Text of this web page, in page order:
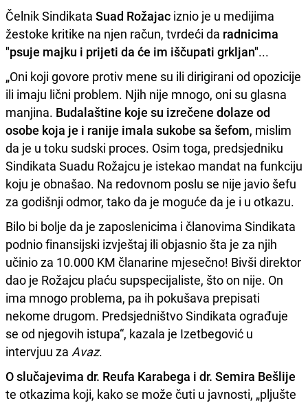
Čelnik Sindikata Suad Rožajac iznio je u medijima
žestoke kritike na njen račun, tvrdeći da radnicima
"psuje majku i prijeti da će im iščupati grkljan"...
„Oni koji govore protiv mene su ili dirigirani od opozicije
ili imaju lični problem. Njih nije mnogo, oni su glasna
manjina. Budalaštine koje su izrečene dolaze od
osobe koja je i ranije imala sukobe sa šefom, mislim
da je u toku sudski proces. Osim toga, predsjedniku
Sindikata Suadu Rožajcu je istekao mandat na funkciju
koju je obnašao. Na redovnom poslu se nije javio šefu
za godišnji odmor, tako da je moguće da je i u otkazu.
Bilo bi bolje da je zaposlenicima i članovima Sindikata
podnio finansijski izvještaj ili objasnio šta je za njih
učinio za 10.000 KM članarine mjesečno! Bivši direktor
dao je Rožajcu plaću supspecijaliste, što on nije. On
ima mnogo problema, pa ih pokušava prepisati
nekome drugom. Predsjedništvo Sindikata ograđuje
se od njegovih istupa“, kazala je Izetbegović u
intervjuu za Avaz.
O slučajevima dr. Reufa Karabega i dr. Semira Bešlije
te otkazima koji, kako se može čuti u javnosti, „pljušte